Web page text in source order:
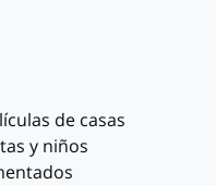
de casas
y niños